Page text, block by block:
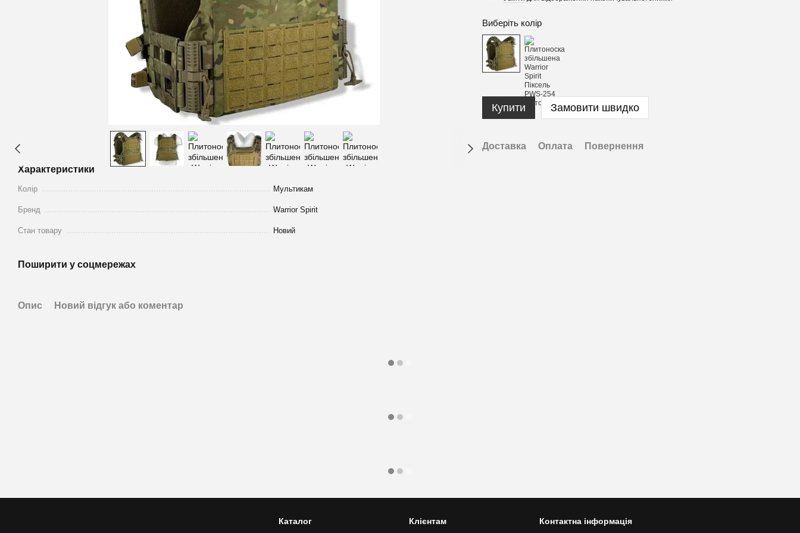
Характеристики
Колір Мультикам
Бренд Warrior Spirit
Стан товару Новий
Поширити у соцмережах
Виберіть колір
Купити Замовити швидко
Доставка Оплата Повернення
Опис Новий відгук або коментар
Каталог Клієнтам Контактна інформація